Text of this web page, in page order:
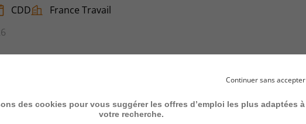
CDD
France Travail
H/F
Continuer sans accepter
des cookies pour vous suggérer les offres d’emploi les plus adaptées à
votre recherche.